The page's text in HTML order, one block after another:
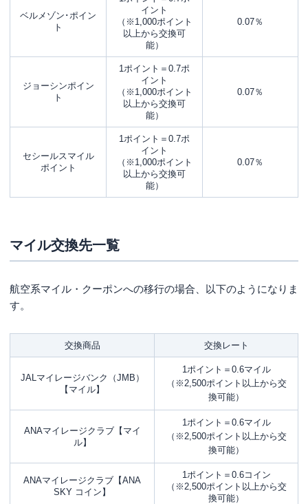
ベルメゾン･ポイン
ト
イント
（※1,000ポイント
以上から交換可
能）
0.07％
ジョーシンポイン
ト
1ポイント＝0.7ポ
イント
（※1,000ポイント
以上から交換可
能）
0.07％
セシールスマイル
ポイント
1ポイント＝0.7ポ
イント
（※1,000ポイント
以上から交換可
能）
0.07％
マイル交換先一覧
航空系マイル・クーポンへの移行の場合、以下のようになりま
す。
交換商品 交換レート
JALマイレージバンク（JMB）
【マイル】
1ポイント＝0.6マイル
（※2,500ポイント以上から交
換可能）
ANAマイレージクラブ【マイ
ル】
1ポイント＝0.6マイル
（※2,500ポイント以上から交
換可能）
ANAマイレージクラブ【ANA
SKY コイン】
1ポイント＝0.6コイン
（※2,500ポイント以上から交
換可能）